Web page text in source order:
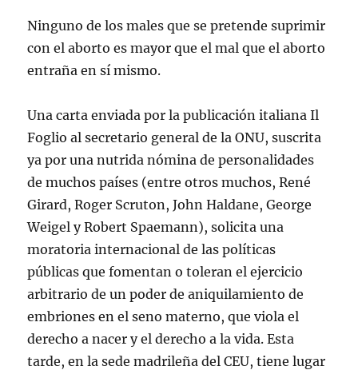
Ninguno de los males que se pretende suprimir
con el aborto es mayor que el mal que el aborto
entraña en sí mismo.
Una carta enviada por la publicación italiana Il
Foglio al secretario general de la ONU, suscrita
ya por una nutrida nómina de personalidades
de muchos países (entre otros muchos, René
Girard, Roger Scruton, John Haldane, George
Weigel y Robert Spaemann), solicita una
moratoria internacional de las políticas
públicas que fomentan o toleran el ejercicio
arbitrario de un poder de aniquilamiento de
embriones en el seno materno, que viola el
derecho a nacer y el derecho a la vida. Esta
tarde, en la sede madrileña del CEU, tiene lugar